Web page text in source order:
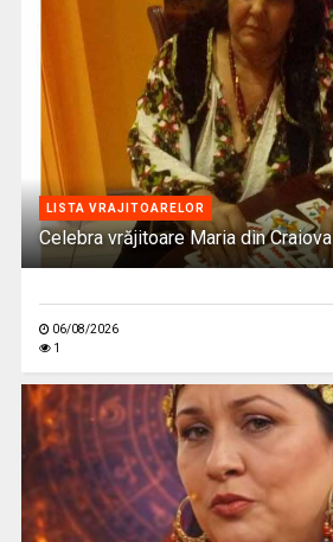
LISTA VRAJITOARELOR
Celebra vrăjitoare Maria din Craiova
06/08/2026
1